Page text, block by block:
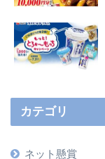
カテゴリ
ネット懸賞